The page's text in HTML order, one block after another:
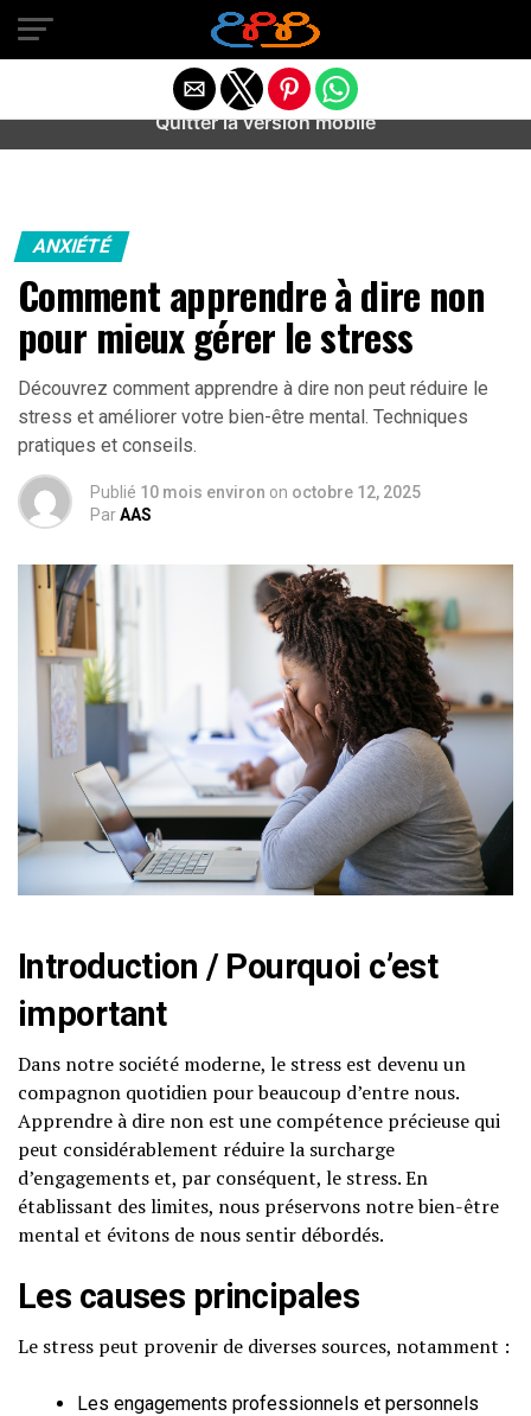
Warning
: preg_match(): Unknown modifier '/' in
/home/u589487443/domains/aideanxietestress.fr/
content/plugins/idev-post-views/includes/class-bots.php
ANXIÉTÉ
Comment apprendre à dire non
pour mieux gérer le stress
Découvrez comment apprendre à dire non peut réduire le
stress et améliorer votre bien-être mental. Techniques
pratiques et conseils.
Publié 10 mois environ on octobre 12, 2025
ParAAS
Introduction / Pourquoi c’est
important
Dans notre société moderne, le stress est devenu un
compagnon quotidien pour beaucoup d’entre nous.
Apprendre à dire non est une compétence précieuse qui
peut considérablement réduire la surcharge
d’engagements et, par conséquent, le stress. En
établissant des limites, nous préservons notre bien-être
mental et évitons de nous sentir débordés.
Les causes principales
Le stress peut provenir de diverses sources, notamment :
Les engagements professionnels et personnels
Quitter la version mobile